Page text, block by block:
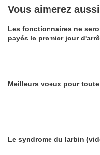
Vous aimerez aussi
Les fonctionnaires ne
payés le premier jour
Meilleurs voeux pour
Le syndrome du larbin